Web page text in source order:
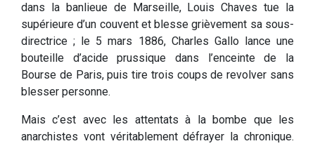
dans la banlieue de Marseille, Louis Chaves tue la
supérieure d’un couvent et blesse grièvement sa sous-
directrice ; le 5 mars 1886, Charles Gallo lance une
bouteille d’acide prussique dans l’enceinte de la
Bourse de Paris, puis tire trois coups de revolver sans
blesser personne.
Mais c’est avec les attentats à la bombe que les
anarchistes vont véritablement défrayer la chronique.